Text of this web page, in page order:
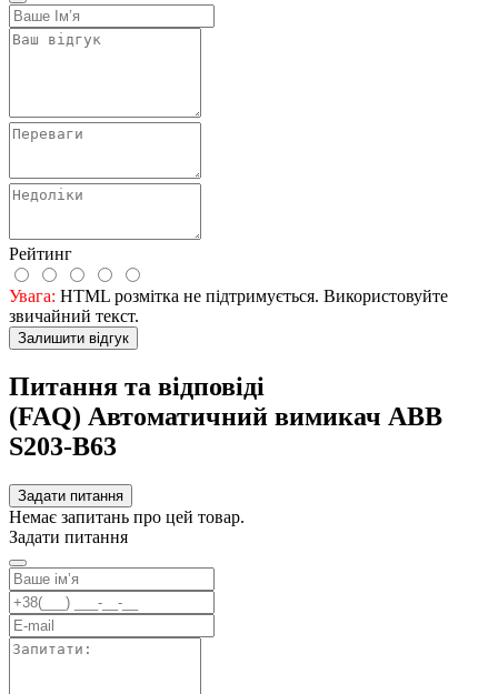
Рейтинг
Увага: HTML розмітка не підтримується. Використовуйте
звичайний текст.
Залишити відгук
Питання та відповіді
(FAQ) Автоматичний вимикач ABB
S203-B63
Задати питання
Немає запитань про цей товар.
Задати питання